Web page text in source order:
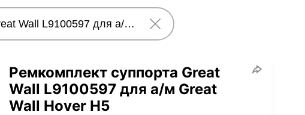
Ремкомплект суппорта Great
Wall L9100597 для а/м Great
Wall Hover H5